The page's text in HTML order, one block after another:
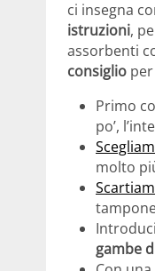
ci insegna
istruzioni,
assorbenti
consiglio
Primo
po’,
molto
gambe